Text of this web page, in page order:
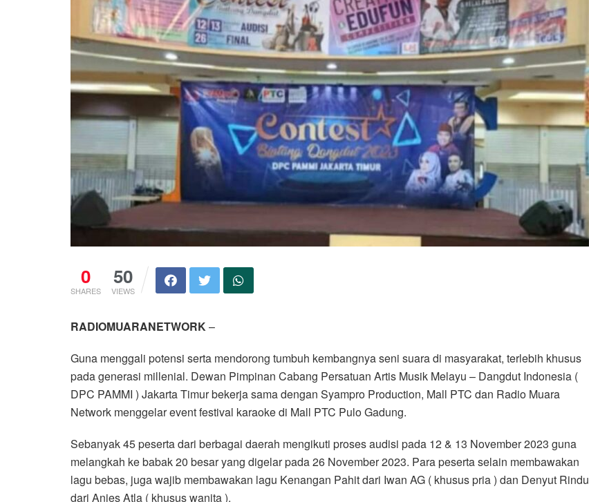
0
SHARES
50
VIEWS
RADIOMUARANETWORK–
Guna menggali potensi serta mendorong tumbuh kembangnya seni suara di masyarakat, terlebih khusus
pada generasi millenial. Dewan Pimpinan Cabang Persatuan Artis Musik Melayu – Dangdut Indonesia (
DPC PAMMI ) Jakarta Timur bekerja sama dengan Syampro Production, Mall PTC dan Radio Muara
Network menggelar event festival karaoke di Mall PTC Pulo Gadung.
Sebanyak 45 peserta dari berbagai daerah mengikuti proses audisi pada 12 & 13 November 2023 guna
melangkah ke babak 20 besar yang digelar pada 26 November 2023. Para peserta selain membawakan
lagu bebas, juga wajib membawakan lagu Kenangan Pahit dari Iwan AG ( khusus pria ) dan Denyut Rindu
dari Anies Atla ( khusus wanita ).